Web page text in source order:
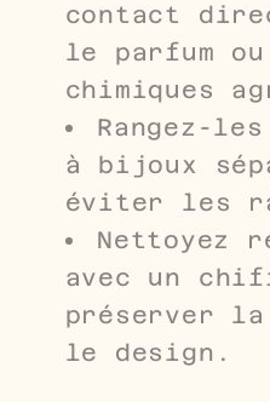
contact
le parfum
chimiques
Rangez-
à bijoux
éviter les
Nettoyez
avec un
préserver
le design.